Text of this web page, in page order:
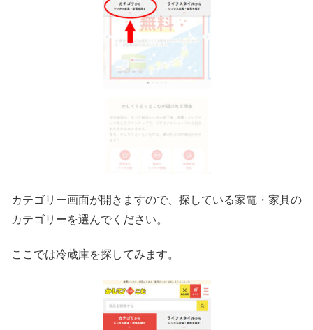
カテゴリー画面が開きますので、探している家電・家具の
カテゴリーを選んでください。
ここでは冷蔵庫を探してみます。